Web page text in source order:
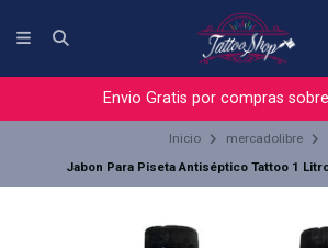
Envio Gratis por compras
Inicio
mercadolibre
Jabon Para Piseta Antiséptico Tattoo 1